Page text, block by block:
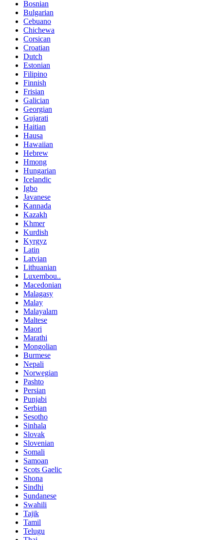
Bosnian
Bulgarian
Cebuano
Chichewa
Corsican
Croatian
Dutch
Estonian
Filipino
Finnish
Frisian
Galician
Georgian
Gujarati
Haitian
Hausa
Hawaiian
Hebrew
Hmong
Hungarian
Icelandic
Igbo
Javanese
Kannada
Kazakh
Khmer
Kurdish
Kyrgyz
Latin
Latvian
Lithuanian
Luxembou..
Macedonian
Malagasy
Malay
Malayalam
Maltese
Maori
Marathi
Mongolian
Burmese
Nepali
Norwegian
Pashto
Persian
Punjabi
Serbian
Sesotho
Sinhala
Slovak
Slovenian
Somali
Samoan
Scots Gaelic
Shona
Sindhi
Sundanese
Swahili
Tajik
Tamil
Telugu